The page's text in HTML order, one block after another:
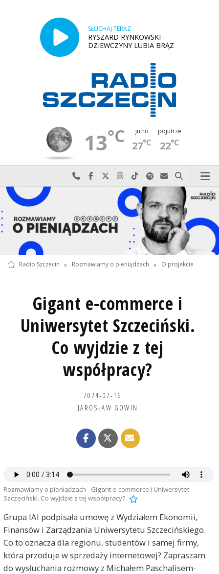
SŁUCHAJ TERAZ
RYSZARD RYNKOWSKI -
DZIEWCZYNY LUBIA BRĄZ
13°C jutro
27°C
pojutrze
22°C
Najlepiej po prostu do nas zadzwoń
Odwiedź nas na Facebook-u
Odwiedź nas na X
Odwiedź nas na Instagram-ie
Odwiedź nas na TikTok-u
Szukaj nas na Spotify
Wyślij do nas
Szukaj
Radio Szczecin » Rozmawiamy o pieniądzach » O projekcie
Gigant e-commerce i
Uniwersytet Szczeciński.
Co wyjdzie z tej
współpracy?
2024-02-16
JAROSŁAW GOWIN
Rozmawiamy o pieniądzach - Gigant e-commerce i Uniwersytet
Szczeciński. Co wyjdzie z tej współpracy?
Grupa IAI podpisała umowę z Wydziałem Ekonomii,
Finansów i Zarządzania Uniwersytetu Szczecińskiego.
Co to oznacza dla regionu, studentów i samej firmy,
która przoduje w sprzedaży internetowej? Zapraszam
do wysłuchania rozmowy z Michałem Paschalisem-